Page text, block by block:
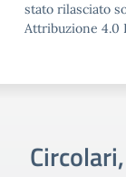
stato rilasciato
Attribuzione 4.0